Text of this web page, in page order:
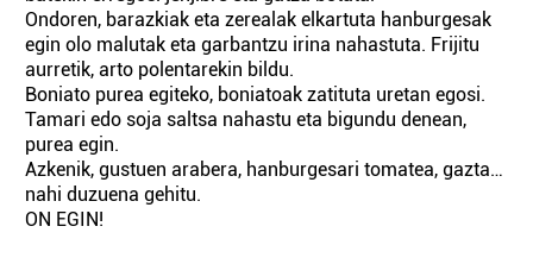
Ondoren, barazkiak eta zerealak elkartuta hanburgesak
egin olo malutak eta garbantzu irina nahastuta. Frijitu
aurretik, arto polentarekin bildu.
Boniato purea egiteko, boniatoak zatituta uretan egosi.
Tamari edo soja saltsa nahastu eta bigundu denean,
purea egin.
Azkenik, gustuen arabera, hanburgesari tomatea, gazta…
nahi duzuena gehitu.
ON EGIN!